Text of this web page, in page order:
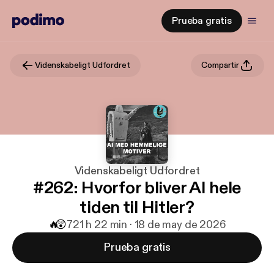
Prueba gratis
Videnskabeligt Udfordret Compartir
Videnskabeligt Udfordret
#262: Hvorfor bliver AI hele
tiden til Hitler?
🔥😲721 h 22 min · 18 de may de 2026
Prueba gratis